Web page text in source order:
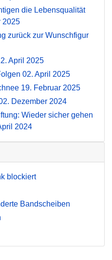
die Lebensqualität
2025
zurück zur Wunschfigur
April 2025
02. April 2025
19. Februar 2025
Dezember 2024
Wieder sicher gehen
2024
blockiert
Bandscheiben